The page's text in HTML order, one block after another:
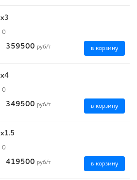
0
359500 руб/т в корзину
0
349500 руб/т в корзину
0
419500 руб/т в корзину